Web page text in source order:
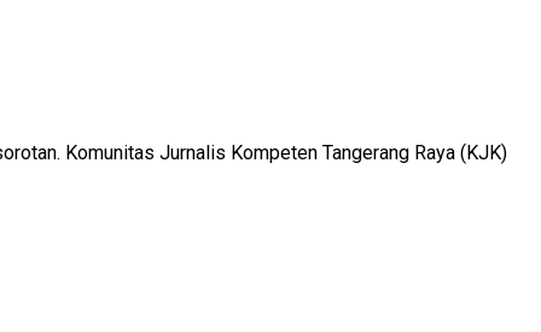
Komunitas Jurnalis Kompeten Tangerang Raya (KJK)